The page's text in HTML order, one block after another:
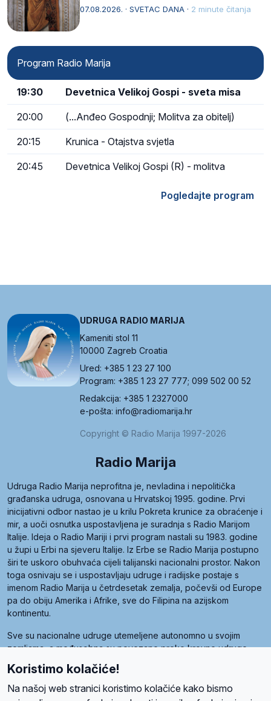
afričkim…
07.08.2026. · SVETAC DANA · 2 minute čitanja
Program Radio Marija
19:30 Devetnica Velikoj Gospi - sveta misa
20:00 (...Anđeo Gospodnji; Molitva za obitelj)
20:15 Krunica - Otajstva svjetla
20:45 Devetnica Velikoj Gospi (R) - molitva
Pogledajte program
UDRUGA RADIO MARIJA
Kameniti stol 11
10000 Zagreb Croatia
Ured: +385 1 23 27 100
Program: +385 1 23 27 777; 099 502 00 52
Redakcija: +385 1 2327000
e-pošta: info@radiomarija.hr
Copyright © Radio Marija 1997-2026
Radio Marija
Udruga Radio Marija neprofitna je, nevladina i nepolitička
građanska udruga, osnovana u Hrvatskoj 1995. godine. Prvi
inicijativni odbor nastao je u krilu Pokreta krunice za obraćenje i
mir, a uoči osnutka uspostavljena je suradnja s Radio Marijom
Italije. Ideja o Radio Mariji i prvi program nastali su 1983. godine
u župi u Erbi na sjeveru Italije. Iz Erbe se Radio Marija postupno
širi te uskoro obuhvaća cijeli talijanski nacionalni prostor. Nakon
toga osnivaju se i uspostavljaju udruge i radijske postaje s
imenom Radio Marija u četrdesetak zemalja, počevši od Europe
pa do obiju Amerika i Afrike, sve do Filipina na azijskom
kontinentu.
Sve su nacionalne udruge utemeljene autonomno u svojim
zemljama, a međusobna su povezane preko krovne udruge
Radio Maria). Svjetsku obitelj utemeljilo je sedam članica, među
kojima je i hrvatska Udruga Radio Marija.
Koristimo kolačiće!
Na našoj web stranici koristimo kolačiće kako bismo